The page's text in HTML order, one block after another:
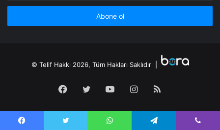
adresinizi
© Telif Hakkı 2026, Tüm Hakları Saklıdır |
Facebook
TwitterYouTubeInstagram
RSS